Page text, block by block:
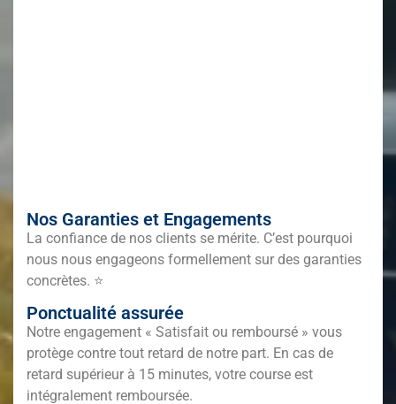
Nos Garanties et Engagements
La confiance de nos clients se mérite. C’est pourquoi
nous nous engageons formellement sur des garanties
concrètes. ⭐
Ponctualité assurée
Notre engagement « Satisfait ou remboursé » vous
protège contre tout retard de notre part. En cas de
retard supérieur à 15 minutes, votre course est
intégralement remboursée.